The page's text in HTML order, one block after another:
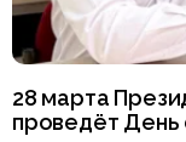
28 марта
проведёт День